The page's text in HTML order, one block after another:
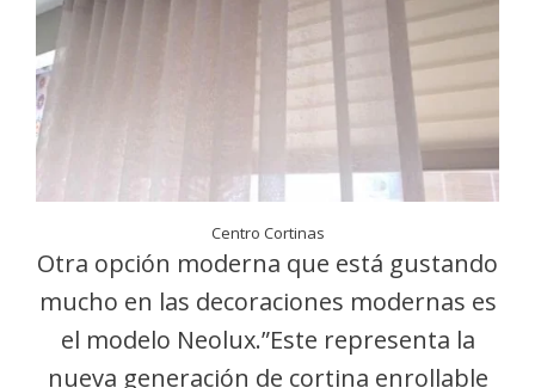
Centro Cortinas
Otra opción moderna que está gustando
mucho en las decoraciones modernas es
el modelo Neolux.”Este representa la
nueva generación de cortina enrollable